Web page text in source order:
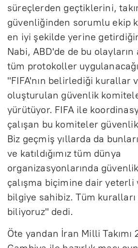
süreçlerden geçtiklerini,
güvenliğinden sorumlu ekip
en iyi şekilde yerine
Nabi, ABD'de de bu
tüm protokoller
"FIFA'nın belirlediği kurallar
oluşturulan güvenlik
yürütüyor. FIFA ile
çalışan bu komiteler
Biz geçmiş yıllarda da
ve katıldığımız tüm dünya
organizasyonlarında
çalışma biçimine dair yeterli
bilgiye sahibiz. Tüm kuralları
biliyoruz" dedi.
Öte yandan İran Milli Takımı